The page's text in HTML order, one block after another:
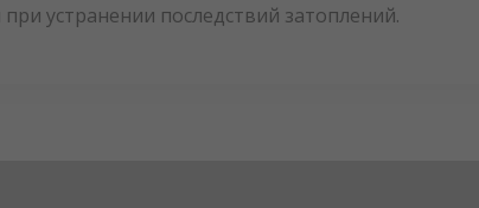
устранении последствий затоплений.